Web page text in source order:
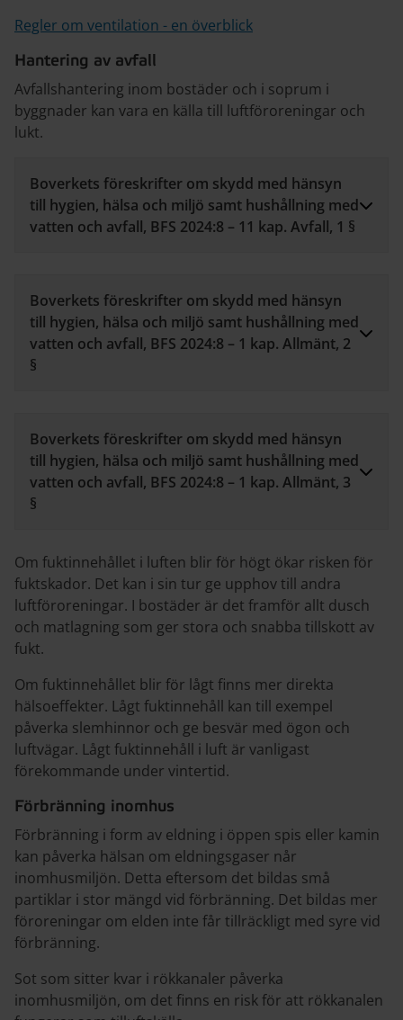
Regler om ventilation - en överblick
Hantering av avfall
Avfallshantering inom bostäder och i soprum i
byggnader kan vara en källa till luftföroreningar och
lukt.
Boverkets föreskrifter om skydd med hänsyn
till hygien, hälsa och miljö samt hushållning med
vatten och avfall, BFS 2024:8 – 11 kap. Avfall, 1 §
Boverkets föreskrifter om skydd med hänsyn
till hygien, hälsa och miljö samt hushållning med
vatten och avfall, BFS 2024:8 – 1 kap. Allmänt, 2
§
Boverkets föreskrifter om skydd med hänsyn
till hygien, hälsa och miljö samt hushållning med
vatten och avfall, BFS 2024:8 – 1 kap. Allmänt, 3
§
Om fuktinnehållet i luften blir för högt ökar risken för
fuktskador. Det kan i sin tur ge upphov till andra
luftföroreningar. I bostäder är det framför allt dusch
och matlagning som ger stora och snabba tillskott av
fukt.
Om fuktinnehållet blir för lågt finns mer direkta
hälsoeffekter. Lågt fuktinnehåll kan till exempel
påverka slemhinnor och ge besvär med ögon och
luftvägar. Lågt fuktinnehåll i luft är vanligast
förekommande under vintertid.
Förbränning inomhus
Förbränning i form av eldning i öppen spis eller kamin
kan påverka hälsan om eldningsgaser når
inomhusmiljön. Detta eftersom det bildas små
partiklar i stor mängd vid förbränning. Det bildas mer
föroreningar om elden inte får tillräckligt med syre vid
förbränning.
Sot som sitter kvar i rökkanaler påverka
inomhusmiljön, om det finns en risk för att rökkanalen